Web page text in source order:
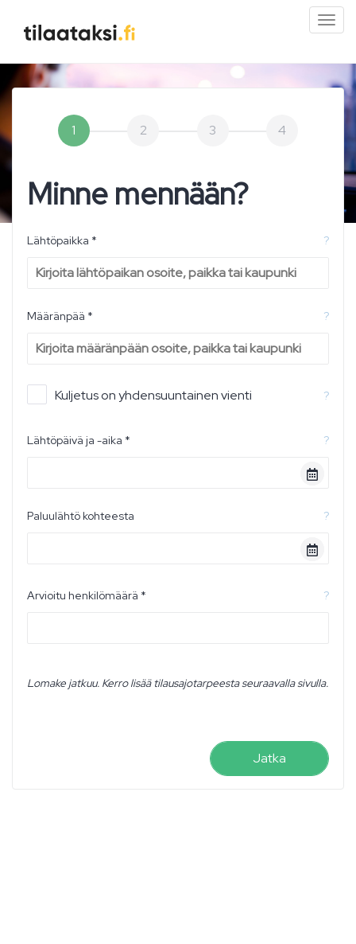
1 2 3 4
Minne mennään?
Lähtöpaikka * ?
Määränpää * ?
Kuljetus on yhdensuuntainen vienti ?
Lähtöpäivä ja -aika * ?
Paluulähtö kohteesta ?
Arvioitu henkilömäärä * ?
Lomake jatkuu. Kerro lisää tilausajotarpeesta seuraavalla sivulla.
Jatka